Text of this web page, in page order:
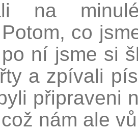
na
Potom, co
ní jsme si
a zpívali
připraveni
nám ale